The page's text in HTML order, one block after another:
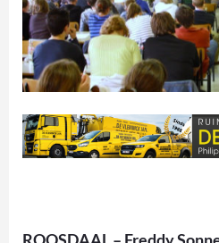
ROOSDAAL – Freddy